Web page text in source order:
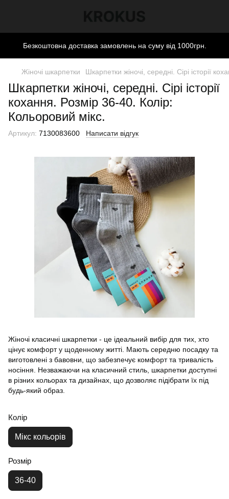
Безкоштовна доставка замовлень на суму від 1000грн.
Жіночі шкарпетки Шкарпетки жіночі, середні. Сірі історії
Шкарпетки жіночі, середні. Сірі історії
кохання. Розмір 36-40. Колір:
Кольоровий мікс.
Артикул: 7130083600 Написати відгук
Жіночі класичні шкарпетки - це ідеальний вибір для тих, хто
цінує комфорт у щоденному житті. Мають середню посадку та
виготовлені з бавовни, що забезпечує комфорт та тривалість
носіння. Незважаючи на класичний стиль, шкарпетки доступні
в різних кольорах та дизайнах, що дозволяє підібрати їх під
будь-який образ.
Колір
Мікс кольорів
Розмір
36-40